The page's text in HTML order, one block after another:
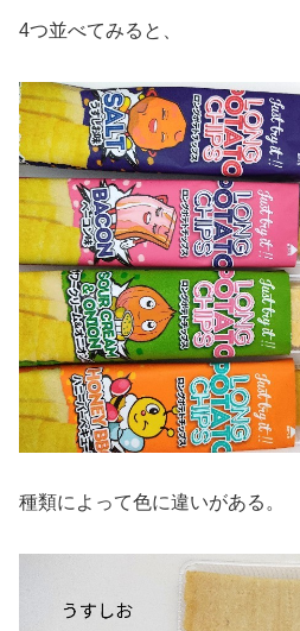
4つ並べてみると、
種類によって色に違いがある。